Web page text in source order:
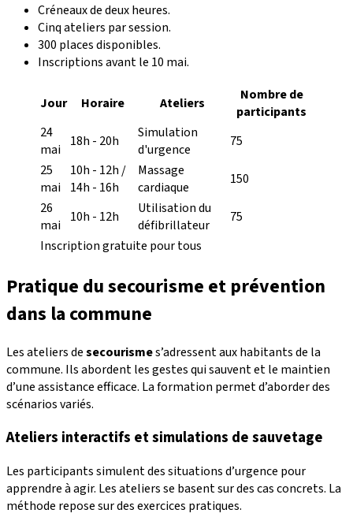
Créneaux de deux heures.
Cinq ateliers par session.
300 places disponibles.
Inscriptions avant le 10 mai.
Jour Horaire Ateliers
Nombre de
participants
24
mai 18h - 20h
Simulation
d'urgence
75
25
mai
10h - 12h /
14h - 16h
Massage
cardiaque
150
26
mai 10h - 12h
Utilisation du
défibrillateur
75
Inscription gratuite pour tous
Pratique du secourisme et prévention
dans la commune
Les ateliers desecourismes’adressent aux habitants de la
commune. Ils abordent les gestes qui sauvent et le maintien
d’une assistance efficace. La formation permet d’aborder des
scénarios variés.
Ateliers interactifs et simulations de sauvetage
Les participants simulent des situations d’urgence pour
apprendre à agir. Les ateliers se basent sur des cas concrets. La
méthode repose sur des exercices pratiques.